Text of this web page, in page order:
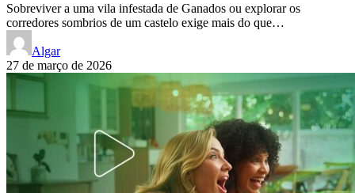
Sobreviver a uma vila infestada de Ganados ou explorar os
corredores sombrios de um castelo exige mais do que…
Algar
27 de março de 2026